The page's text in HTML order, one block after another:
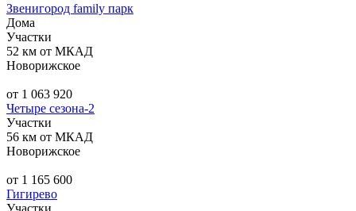
Звенигород family парк
Дома
Участки
52 км от МКАД
Новорижское
от 1 063 920
Четыре сезона-2
Участки
56 км от МКАД
Новорижское
от 1 165 600
Гигирево
Участки